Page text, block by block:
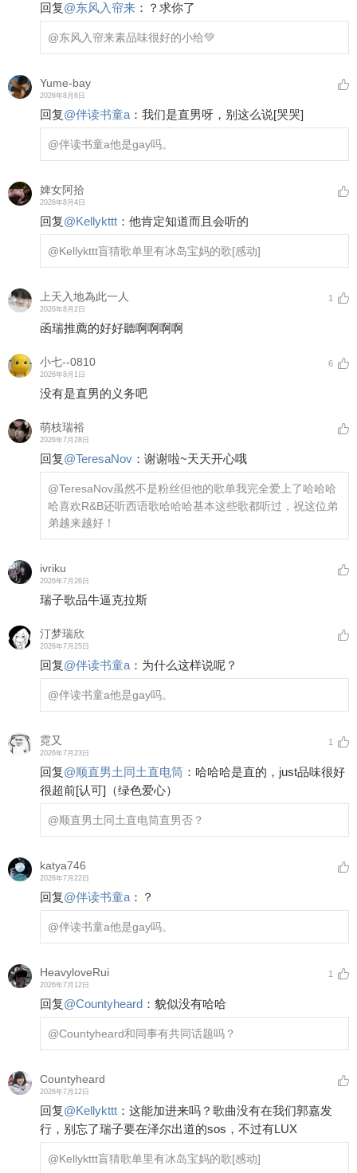
回复@东风入帘来 ： ？求你了
@东风入帘来素品味很好的小给💚
Yume-bay
2026年8月6日
回复@伴读书童a ： 我们是直男呀，别这么说[哭哭]
@伴读书童a他是gay吗。
婢女阿拾
2026年8月4日
回复@Kellykttt ： 他肯定知道而且会听的
@Kellykttt盲猜歌单里有冰岛宝妈的歌[感动]
上天入地為此一人
2026年8月2日
1
函瑞推薦的好好聽啊啊啊啊
小七--0810
2026年8月1日
6
没有是直男的义务吧
萌枝瑞裕
2026年7月28日
回复@TeresaNov ： 谢谢啦~天天开心哦
@TeresaNov虽然不是粉丝但他的歌单我完全爱上了哈哈哈
哈喜欢R&B还听西语歌哈哈哈基本这些歌都听过，祝这位弟
弟越来越好！
ivriku
2026年7月26日
瑞子歌品牛逼克拉斯
汀梦瑞欣
2026年7月25日
回复@伴读书童a ： 为什么这样说呢？
@伴读书童a他是gay吗。
霓又
2026年7月23日
1
回复@顺直男土同土直电筒 ： 哈哈哈是直的，just品味很好
很超前[认可] （绿色爱心）
@顺直男土同土直电筒直男否？
katya746
2026年7月22日
回复@伴读书童a ： ？
@伴读书童a他是gay吗。
HeavyloveRui
2026年7月12日
1
回复@Countyheard ： 貌似没有哈哈
@Countyheard和同事有共同话题吗？
Countyheard
2026年7月12日
回复@Kellykttt ： 这能加进来吗？歌曲没有在我们郭嘉发
行，别忘了瑞子要在泽尔出道的sos，不过有LUX
@Kellykttt盲猜歌单里有冰岛宝妈的歌[感动]